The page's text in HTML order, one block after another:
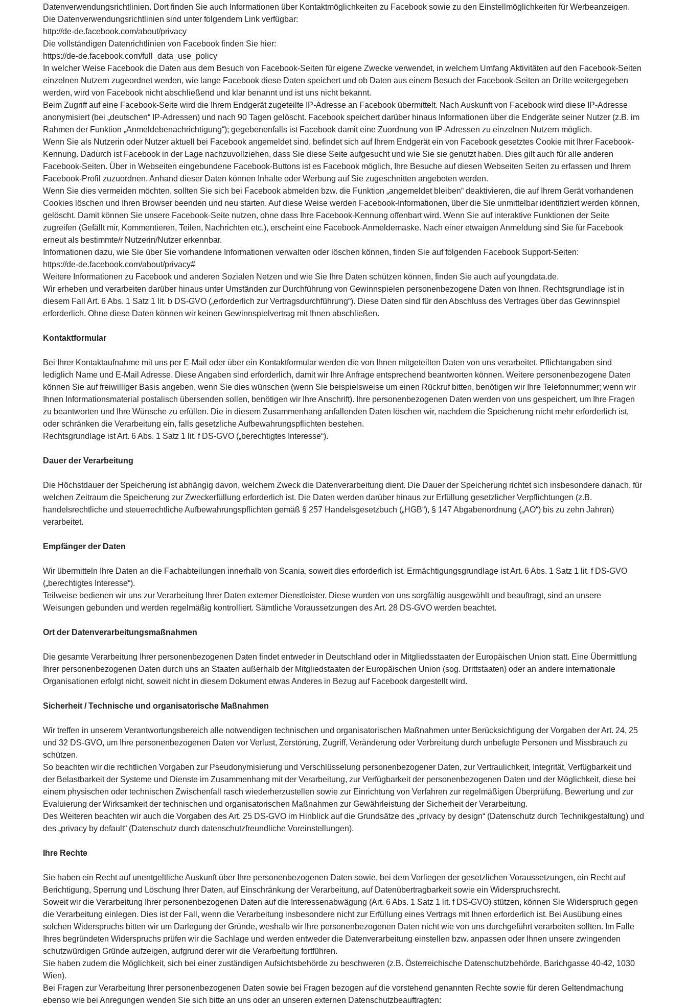
Datenverwendungsrichtlinien. Dort finden Sie auch Informationen über Kontaktmöglichkeiten zu Facebook sowie zu den Einstellmöglichkeiten für Werbeanzeigen.
Die Datenverwendungsrichtlinien sind unter folgendem Link verfügbar:
http://de-de.facebook.com/about/privacy
Die vollständigen Datenrichtlinien von Facebook finden Sie hier:
https://de-de.facebook.com/full_data_use_policy
In welcher Weise Facebook die Daten aus dem Besuch von Facebook-Seiten für eigene Zwecke verwendet, in welchem Umfang Aktivitäten auf den Facebook-Seiten
einzelnen Nutzern zugeordnet werden, wie lange Facebook diese Daten speichert und ob Daten aus einem Besuch der Facebook-Seiten an Dritte weitergegeben
werden, wird von Facebook nicht abschließend und klar benannt und ist uns nicht bekannt.
Beim Zugriff auf eine Facebook-Seite wird die Ihrem Endgerät zugeteilte IP-Adresse an Facebook übermittelt. Nach Auskunft von Facebook wird diese IP-Adresse
anonymisiert (bei „deutschen“ IP-Adressen) und nach 90 Tagen gelöscht. Facebook speichert darüber hinaus Informationen über die Endgeräte seiner Nutzer (z.B. im
Rahmen der Funktion „Anmeldebenachrichtigung“); gegebenenfalls ist Facebook damit eine Zuordnung von IP-Adressen zu einzelnen Nutzern möglich.
Wenn Sie als Nutzerin oder Nutzer aktuell bei Facebook angemeldet sind, befindet sich auf Ihrem Endgerät ein von Facebook gesetztes Cookie mit Ihrer Facebook-
Kennung. Dadurch ist Facebook in der Lage nachzuvollziehen, dass Sie diese Seite aufgesucht und wie Sie sie genutzt haben. Dies gilt auch für alle anderen
Facebook-Seiten. Über in Webseiten eingebundene Facebook-Buttons ist es Facebook möglich, Ihre Besuche auf diesen Webseiten Seiten zu erfassen und Ihrem
Facebook-Profil zuzuordnen. Anhand dieser Daten können Inhalte oder Werbung auf Sie zugeschnitten angeboten werden.
Wenn Sie dies vermeiden möchten, sollten Sie sich bei Facebook abmelden bzw. die Funktion „angemeldet bleiben“ deaktivieren, die auf Ihrem Gerät vorhandenen
Cookies löschen und Ihren Browser beenden und neu starten. Auf diese Weise werden Facebook-Informationen, über die Sie unmittelbar identifiziert werden können,
gelöscht. Damit können Sie unsere Facebook-Seite nutzen, ohne dass Ihre Facebook-Kennung offenbart wird. Wenn Sie auf interaktive Funktionen der Seite
zugreifen (Gefällt mir, Kommentieren, Teilen, Nachrichten etc.), erscheint eine Facebook-Anmeldemaske. Nach einer etwaigen Anmeldung sind Sie für Facebook
erneut als bestimmte/r Nutzerin/Nutzer erkennbar.
Informationen dazu, wie Sie über Sie vorhandene Informationen verwalten oder löschen können, finden Sie auf folgenden Facebook Support-Seiten:
https://de-de.facebook.com/about/privacy#
Weitere Informationen zu Facebook und anderen Sozialen Netzen und wie Sie Ihre Daten schützen können, finden Sie auch auf youngdata.de.
Wir erheben und verarbeiten darüber hinaus unter Umständen zur Durchführung von Gewinnspielen personenbezogene Daten von Ihnen. Rechtsgrundlage ist in
diesem Fall Art. 6 Abs. 1 Satz 1 lit. b DS-GVO („erforderlich zur Vertragsdurchführung“). Diese Daten sind für den Abschluss des Vertrages über das Gewinnspiel
erforderlich. Ohne diese Daten können wir keinen Gewinnspielvertrag mit Ihnen abschließen.
Kontaktformular
Bei Ihrer Kontaktaufnahme mit uns per E-Mail oder über ein Kontaktformular werden die von Ihnen mitgeteilten Daten von uns verarbeitet. Pflichtangaben sind
lediglich Name und E-Mail Adresse. Diese Angaben sind erforderlich, damit wir Ihre Anfrage entsprechend beantworten können. Weitere personenbezogene Daten
können Sie auf freiwilliger Basis angeben, wenn Sie dies wünschen (wenn Sie beispielsweise um einen Rückruf bitten, benötigen wir Ihre Telefonnummer; wenn wir
Ihnen Informationsmaterial postalisch übersenden sollen, benötigen wir Ihre Anschrift). Ihre personenbezogenen Daten werden von uns gespeichert, um Ihre Fragen
zu beantworten und Ihre Wünsche zu erfüllen. Die in diesem Zusammenhang anfallenden Daten löschen wir, nachdem die Speicherung nicht mehr erforderlich ist,
oder schränken die Verarbeitung ein, falls gesetzliche Aufbewahrungspflichten bestehen.
Rechtsgrundlage ist Art. 6 Abs. 1 Satz 1 lit. f DS-GVO („berechtigtes Interesse“).
Dauer der Verarbeitung
Die Höchstdauer der Speicherung ist abhängig davon, welchem Zweck die Datenver­arbeitung dient. Die Dauer der Speicherung richtet sich insbesondere danach, für
welchen Zeitraum die Speicherung zur Zweckerfüllung erforderlich ist. Die Daten werden darüber hinaus zur Erfüllung gesetzlicher Verpflichtungen (z.B.
handelsrechtliche und steuerrechtliche Auf­bewahrungspflichten gemäß § 257 Handelsgesetzbuch („HGB“), § 147 Abgabenordnung („AO“) bis zu zehn Jahren)
verarbeitet.
Empfänger der Daten
Wir übermitteln Ihre Daten an die Fachabteilungen innerhalb von Scania, soweit dies erforderlich ist. Ermächtigungsgrundlage ist Art. 6 Abs. 1 Satz 1 lit. f DS-GVO
(„berechtigtes Interesse“).
Teilweise bedienen wir uns zur Verarbeitung Ihrer Daten externer Dienstleister. Diese wurden von uns sorgfältig ausgewählt und beauftragt, sind an unsere
Weisungen gebunden und werden regelmäßig kontrolliert. Sämtliche Voraussetzungen des Art. 28 DS-GVO werden beachtet.
Ort der Datenverarbeitungsmaßnahmen
Die gesamte Verarbeitung Ihrer personenbezogenen Daten findet entweder in Deutschland oder in Mitgliedsstaaten der Europäischen Union statt. Eine Übermittlung
Ihrer personenbezogenen Daten durch uns an Staaten außerhalb der Mitgliedstaaten der Europäischen Union (sog. Drittstaaten) oder an andere internationale
Organisationen erfolgt nicht, soweit nicht in diesem Dokument etwas Anderes in Bezug auf Facebook dargestellt wird.
Sicherheit / Technische und organisatorische Maßnahmen
Wir treffen in unserem Verantwortungsbereich alle notwendigen technischen und organisatorischen Maßnahmen unter Berücksichtigung der Vorgaben der Art. 24, 25
und 32 DS-GVO, um Ihre personenbezogenen Daten vor Verlust, Zerstörung, Zugriff, Veränderung oder Verbreitung durch unbefugte Personen und Missbrauch zu
schützen.
So beachten wir die rechtlichen Vorgaben zur Pseudonymisierung und Verschlüsselung personenbezogener Daten, zur Vertraulichkeit, Integrität, Verfügbarkeit und
der Belastbarkeit der Systeme und Dienste im Zusammenhang mit der Verarbeitung, zur Verfügbarkeit der personenbezogenen Daten und der Möglichkeit, diese bei
einem physischen oder technischen Zwischenfall rasch wiederherzustellen sowie zur Einrichtung von Verfahren zur regelmäßigen Überprüfung, Bewertung und zur
Evaluierung der Wirksamkeit der technischen und organisatorischen Maßnahmen zur Gewährleistung der Sicherheit der Verarbeitung.
Des Weiteren beachten wir auch die Vorgaben des Art. 25 DS-GVO im Hinblick auf die Grundsätze des „privacy by design“ (Datenschutz durch Technikgestaltung) und
des „privacy by default“ (Datenschutz durch datenschutzfreundliche Voreinstellungen).
Ihre Rechte
Sie haben ein Recht auf unentgeltliche Auskunft über Ihre personenbezogenen Daten sowie, bei dem Vorliegen der gesetzlichen Voraussetzungen, ein Recht auf
Berichtigung, Sperrung und Löschung Ihrer Daten, auf Einschränkung der Verarbeitung, auf Datenübertragbarkeit sowie ein Widerspruchsrecht.
Soweit wir die Verarbeitung Ihrer personenbezogenen Daten auf die Interessenabwägung (Art. 6 Abs. 1 Satz 1 lit. f DS-GVO) stützen, können Sie Widerspruch gegen
die Verarbeitung einlegen. Dies ist der Fall, wenn die Verarbeitung insbesondere nicht zur Erfüllung eines Vertrags mit Ihnen erforderlich ist. Bei Ausübung eines
solchen Widerspruchs bitten wir um Darlegung der Gründe, weshalb wir Ihre personenbezogenen Daten nicht wie von uns durchgeführt verarbeiten sollten. Im Falle
Ihres begründeten Widerspruchs prüfen wir die Sachlage und werden entweder die Datenverarbeitung einstellen bzw. anpassen oder Ihnen unsere zwingenden
schutzwürdigen Gründe aufzeigen, aufgrund derer wir die Verarbeitung fortführen.
Sie haben zudem die Möglichkeit, sich bei einer zuständigen Aufsichtsbehörde zu beschweren (z.B. Österreichische Datenschutzbehörde, Barichgasse 40-42, 1030
Wien).
Bei Fragen zur Verarbeitung Ihrer personenbezogenen Daten sowie bei Fragen bezogen auf die vorstehend genannten Rechte sowie für deren Geltendmachung
ebenso wie bei Anregungen wenden Sie sich bitte an uns oder an unseren externen Datenschutzbeauftragten: